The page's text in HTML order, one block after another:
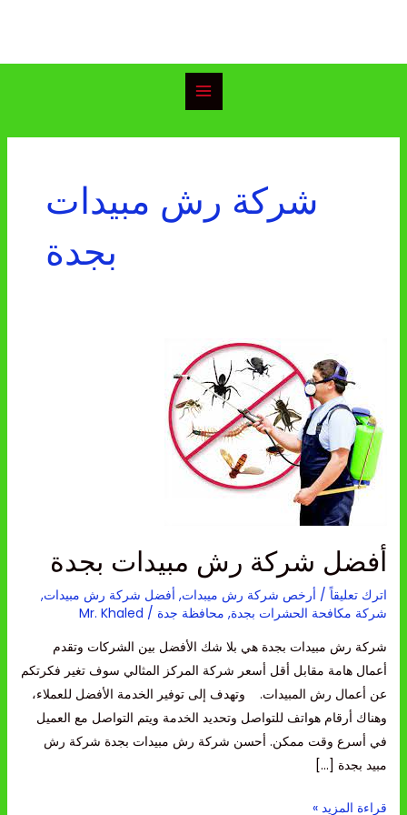
شركة رش مبيدات
بجدة
أفضل شركة رش مبيدات بجدة
اترك تعليقاً / أرخص شركة رش ميبدات, أفضل شركة رش مبيدات,
شركة مكافحة الحشرات بجدة, محافظة جدة /
Mr. Khaled
شركة رش مبيدات بجدة هي بلا شك الأفضل بين الشركات وتقدم
أعمال هامة مقابل أقل أسعر شركة المركز المثالي سوف تغير فكرتكم
عن أعمال رش المبيدات. وتهدف إلى توفير الخدمة الأفضل للعملاء،
وهناك أرقام هواتف للتواصل وتحديد الخدمة ويتم التواصل مع العميل
في أسرع وقت ممكن. أحسن شركة رش مبيدات بجدة شركة رش
مبيد بجدة […]
مبيدات
بجدة
قراءة المزيد »